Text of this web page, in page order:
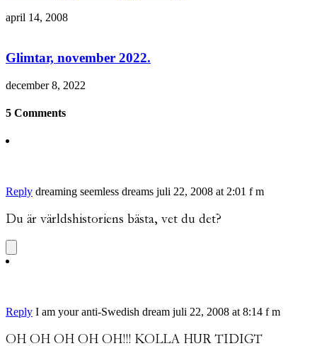
april 14, 2008
Glimtar, november 2022.
december 8, 2022
5 Comments
Reply dreaming seemless dreams juli 22, 2008 at 2:01 f m
Du är världshistoriens bästa, vet du det?
Reply I am your anti-Swedish dream juli 22, 2008 at 8:14 f m
OH OH OH OH OH!!! KOLLA HUR TIDIGT